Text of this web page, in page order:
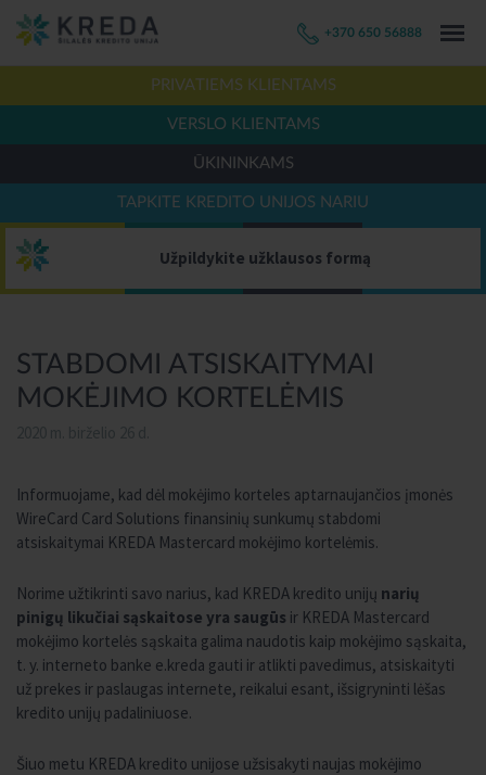
+370 650 56888
PRIVATIEMS KLIENTAMS
VERSLO KLIENTAMS
ŪKININKAMS
TAPKITE KREDITO UNIJOS NARIU
Užpildykite užklausos formą
STABDOMI ATSISKAITYMAI
MOKĖJIMO KORTELĖMIS
Informuojame, kad dėl mokėjimo korteles aptarnaujančios įmonės
WireCard Card Solutions finansinių sunkumų stabdomi
atsiskaitymai KREDA Mastercard mokėjimo kortelėmis.
Norime užtikrinti savo narius, kad KREDA kredito unijų narių
pinigų likučiai sąskaitose yra saugūs ir KREDA Mastercard
mokėjimo kortelės sąskaita galima naudotis kaip mokėjimo sąskaita,
t. y. interneto banke e.kreda gauti ir atlikti pavedimus, atsiskaityti
už prekes ir paslaugas internete, reikalui esant, išsigryninti lėšas
kredito unijų padaliniuose.
Šiuo metu KREDA kredito unijose užsisakyti naujas mokėjimo